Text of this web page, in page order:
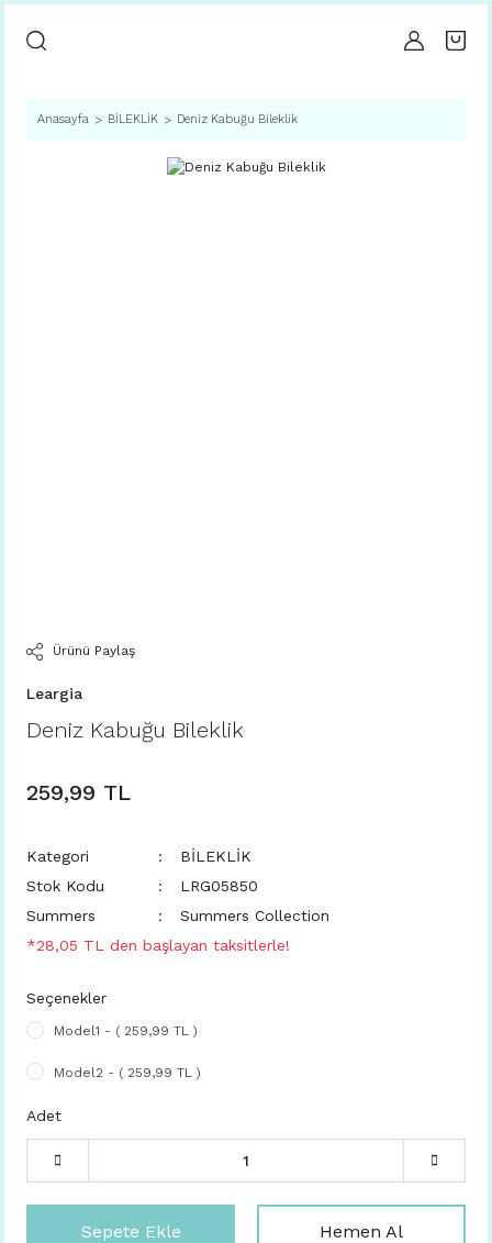
Anasayfa BİLEKLİK Deniz Kabuğu Bileklik
Ürünü Paylaş
Leargia
Deniz Kabuğu Bileklik
259,99 TL
Kategori
BİLEKLİK
Stok Kodu
LRG05850
Summers
Summers Collection
*28,05 TL den başlayan taksitlerle!
Seçenekler
Model1 - ( 259,99 TL )
Model2 - ( 259,99 TL )
Adet
Sepete Ekle Hemen Al